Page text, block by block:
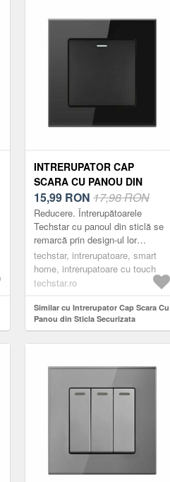
INTRERUPATOR CAP
SCARA CU PANOU DIN
STICLA SECURIZATA
TECHSTAR® TGS 01, 220V,
16A, 86 X 86 MM, NEGRU,
CU 1 MODUL
15,99 RON 17,98 RON
Reducere. Întrerupătoarele
Techstar cu panoul din sticlă se
remarcă prin design-ul lor
compact, elegant și minimalist.
Acestea sunt practice, fabricate
din m...
techstar, intrerupatoare, smart
home, intrerupatoare cu touch
techstar.ro
Similar cu Intrerupator Cap Scara Cu
Panou din Sticla Securizata
Techstar® TGS 01, 220V, 16A, 86 x 86
mm, Negru, cu 1 Modul